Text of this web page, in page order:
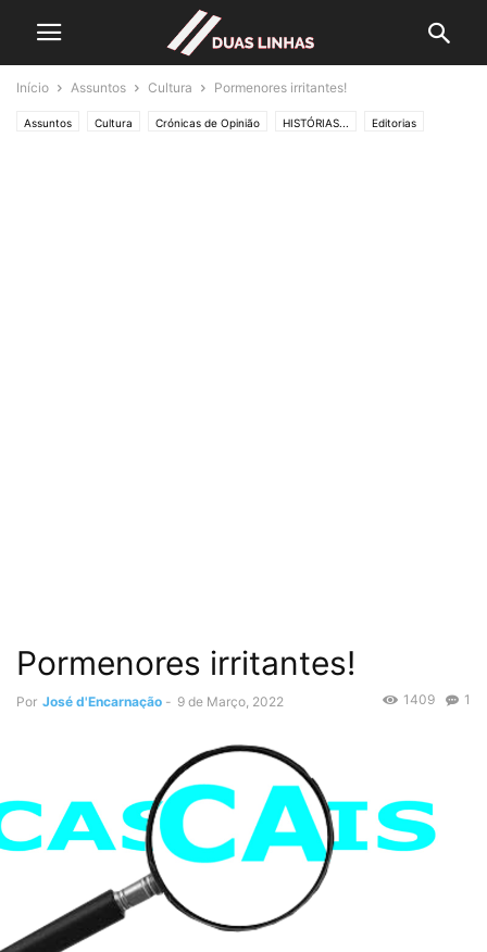
Início Assuntos Cultura Pormenores irritantes!
Assuntos Cultura Crónicas de Opinião HISTÓRIAS... Editorias
Pormenores irritantes!
Por José d'Encarnação - 9 de Março, 2022 1
1409